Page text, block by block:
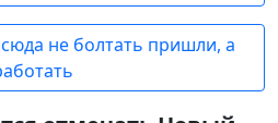
не болтать пришли, а